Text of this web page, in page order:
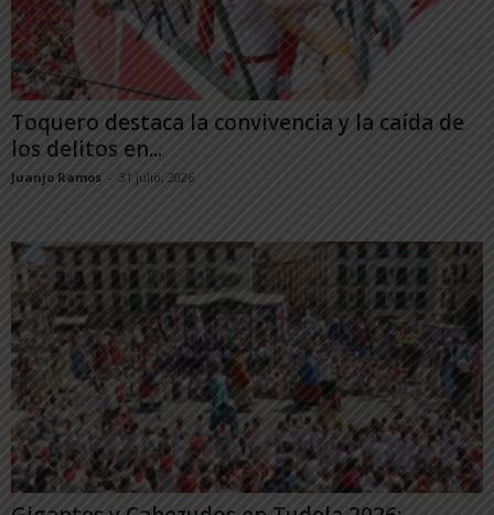
Toquero destaca la convivencia y la caída de
los delitos en...
Juanjo Ramos - 31 julio, 2026